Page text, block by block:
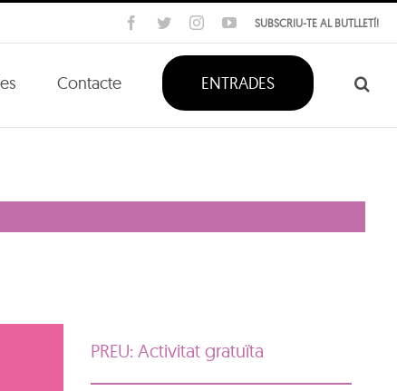
SUBSCRIU-TE AL BUTLLETÍ!
Facebook
TwitterInstagramYouTube
Contacte ENTRADES
PREU: Activitat gratuïta